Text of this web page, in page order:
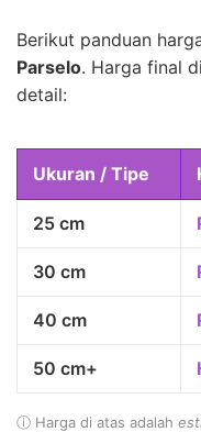
Berikut panduan
Parselo. Harga final
detail:
Ukuran / Tipe
25 cm
30 cm
40 cm
50 cm+
ⓘ Harga di atas adalah